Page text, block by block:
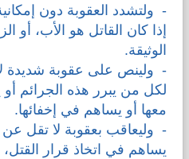
- ولتشدد العقوبة دون
إذا كان القاتل هو الأب، أو
الوثيقة.
- ولينص على عقوبة شديدة
لكل من يبرر هذه الجرائم
معها أو يساهم في إخفائها.
- وليعاقب بعقوبة لا تقل
يساهم في اتخاذ قرار القتل،